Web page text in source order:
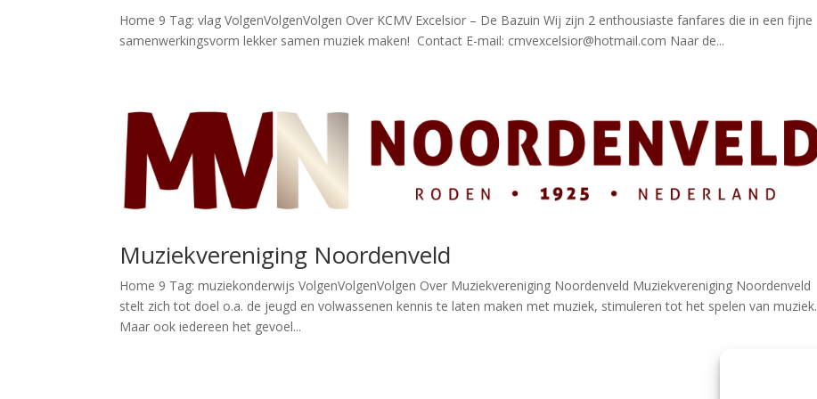
Home 9 Tag: vlag VolgenVolgenVolgen Over KCMV Excelsior – De Bazuin Wij zijn 2 enthousiaste fanfares die in een fijne
samenwerkingsvorm lekker samen muziek maken! Contact E-mail: cmvexcelsior@hotmail.com Naar de...
Muziekvereniging Noordenveld
Home 9 Tag: muziekonderwijs VolgenVolgenVolgen Over Muziekvereniging Noordenveld Muziekvereniging Noordenveld
stelt zich tot doel o.a. de jeugd en volwassenen kennis te laten maken met muziek, stimuleren tot het spelen van muziek.
Maar ook iedereen het gevoel...